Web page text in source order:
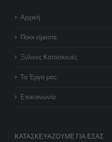
Αρχική
Ποιοι είμαστε
Ξύλινες Κατασκευές
Τα Έργα μας
Επικοινωνία
ΚΑΤΑΣΚΕΥΆΖΟΥΜΕ ΓΙΑ ΕΣΆΣ